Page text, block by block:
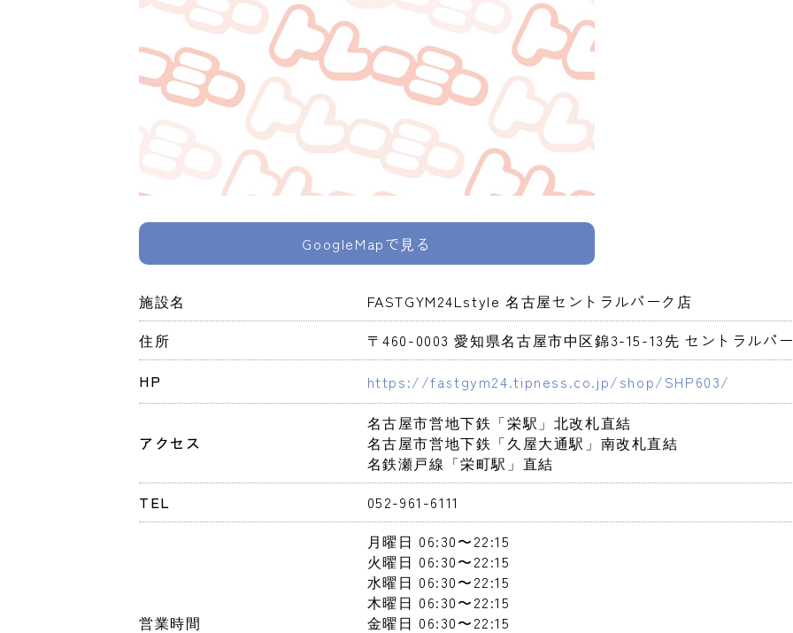
GoogleMapで見る
施設名
FASTGYM24Lstyle 名古屋セントラルパーク店
住所
〒460-0003 愛知県名古屋市中区錦3-15-13先 セントラルパ
HP
https://fastgym24.tipness.co.jp/shop/SHP603/
アクセス
名古屋市営地下鉄「栄駅」北改札直結
名古屋市営地下鉄「久屋大通駅」南改札直結
名鉄瀬戸線「栄町駅」直結
TEL
052-961-6111
営業時間
月曜日 06:30〜22:15
火曜日 06:30〜22:15
水曜日 06:30〜22:15
木曜日 06:30〜22:15
金曜日 06:30〜22:15